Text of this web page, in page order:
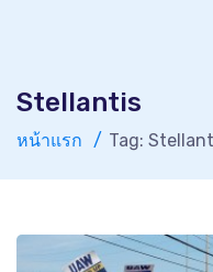
Stellantis
หน้าแรก Tag: